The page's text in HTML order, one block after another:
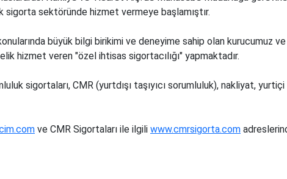
sigorta sektöründe hizmet vermeye başlamıştır.
büyük bilgi birikimi ve deneyime sahip olan kurucumuz
hizmet veren "özel ihtisas sigortacılığı" yapmaktadır.
sigortaları, CMR (yurtdışı taşıyıcı sorumluluk), nakliyat, yurtiçi
ve CMR Sigortaları ile ilgili www.cmrsigorta.com